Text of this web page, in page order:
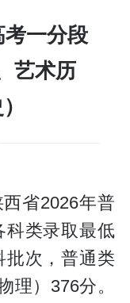
考一分段
艺术历
省2026年普
科类录取最低
批次，普通类
理）376分。